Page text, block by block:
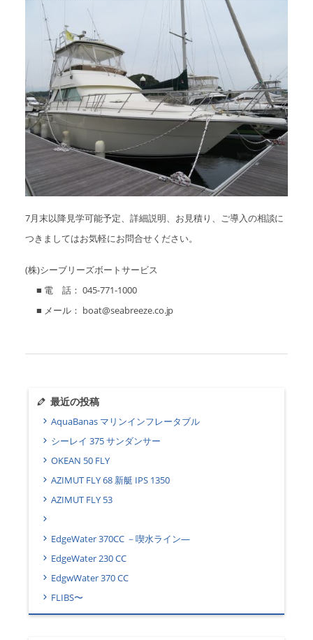
7月末以降見学可能予定、詳細説明、お見積り、ご導入の相談に
つきましてはお気軽にお問合せください。
(株)シーブリーズボートサービス
■ 電 話： 045-771-1000
■ メール： boat@seabreeze.co.jp
最近の投稿
AquaBanas マリンインフレータブル
シーレイ 375 サンダンサー
OKEAN 50 FLY
AZIMUT FLY 68 新艇 IPS 1350
AZIMUT FLY 53
EdgeWater 370CC －喫水ライン―
EdgeWater 230 CC
EdgwWater 370 CC
FLIBS〜